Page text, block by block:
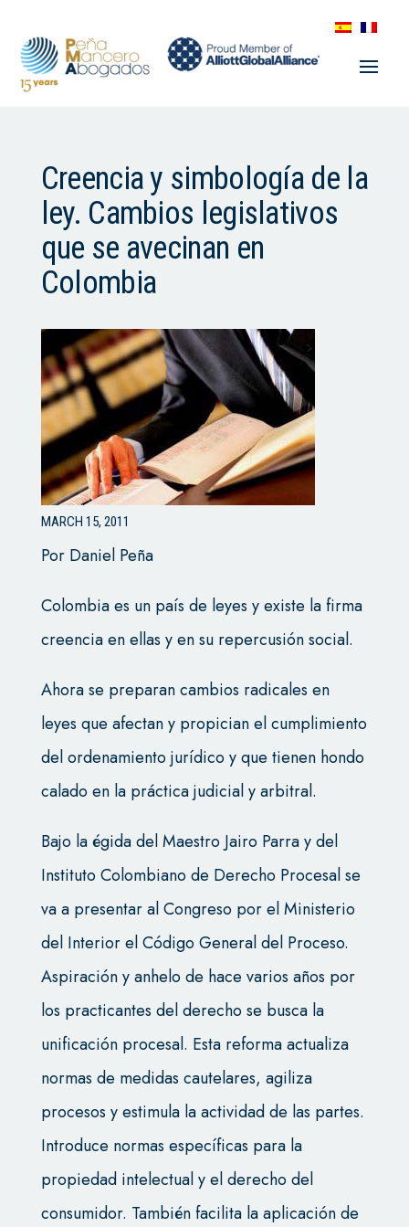
Creencia y simbología de la
ley. Cambios legislativos
que se avecinan en
Colombia
MARCH 15, 2011
Por Daniel Peña
Colombia es un país de leyes y existe la firma
creencia en ellas y en su repercusión social.
Ahora se preparan cambios radicales en
leyes que afectan y propician el cumplimiento
del ordenamiento jurídico y que tienen hondo
calado en la práctica judicial y arbitral.
Bajo la égida del Maestro Jairo Parra y del
Instituto Colombiano de Derecho Procesal se
va a presentar al Congreso por el Ministerio
del Interior el Código General del Proceso.
Aspiración y anhelo de hace varios años por
los practicantes del derecho se busca la
unificación procesal. Esta reforma actualiza
normas de medidas cautelares, agiliza
procesos y estimula la actividad de las partes.
Introduce normas específicas para la
propiedad intelectual y el derecho del
consumidor. También facilita la aplicación de